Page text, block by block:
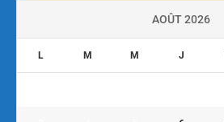
AOÛT 2026
L M M J